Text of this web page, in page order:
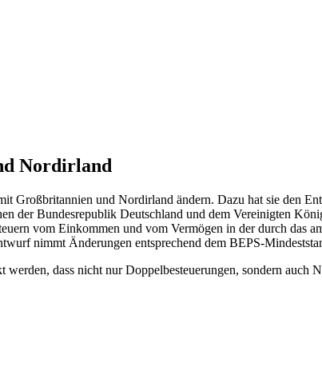
Nordirland
Großbritannien und Nordirland ändern. Dazu hat sie den
der Bundesrepublik Deutschland und dem Vereinigten
vom Einkommen und vom Vermögen in der durch das
nimmt Änderungen entsprechend dem BEPS-
dass nicht nur Doppelbesteuerungen, sondern auch